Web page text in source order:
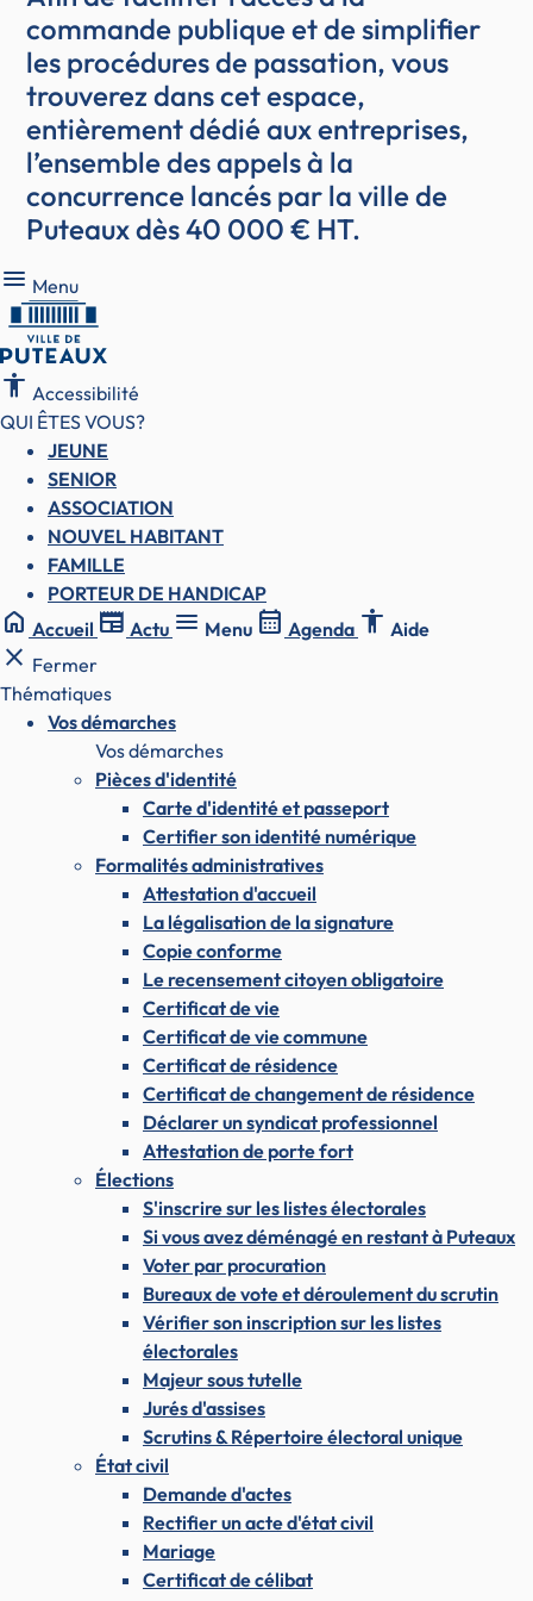
commande publique et de simplifier
les procédures de passation, vous
trouverez dans cet espace,
entièrement dédié aux entreprises,
l’ensemble des appels à la
concurrence lancés par la ville de
Puteaux dès 40 000 € HT.
Menu Menu
accessibility Accessibilité
QUI ÊTES VOUS?
JEUNE
SENIOR
ASSOCIATION
NOUVEL HABITANT
FAMILLE
PORTEUR DE HANDICAP
home Accueil newspaper Actu menu Menu calendar_month Agenda accessibility Aide
close Fermer
Thématiques
Vos démarches
Vos démarches
Pièces d'identité
Carte d'identité et passeport
Certifier son identité numérique
Formalités administratives
Attestation d'accueil
La légalisation de la signature
Copie conforme
Le recensement citoyen obligatoire
Certificat de vie
Certificat de vie commune
Certificat de résidence
Certificat de changement de résidence
Déclarer un syndicat professionnel
Attestation de porte fort
Élections
S'inscrire sur les listes électorales
Si vous avez déménagé en restant à Puteaux
Voter par procuration
Bureaux de vote et déroulement du scrutin
Vérifier son inscription sur les listes
électorales
Majeur sous tutelle
Jurés d'assises
Scrutins & Répertoire électoral unique
État civil
Demande d'actes
Rectifier un acte d'état civil
Mariage
Certificat de célibat